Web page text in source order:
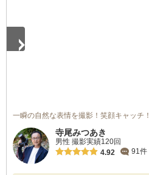
一瞬の自然な表情を撮影！笑顔キャッチ！
寺尾みつあき
男性 撮影実績120回
4.92
91件